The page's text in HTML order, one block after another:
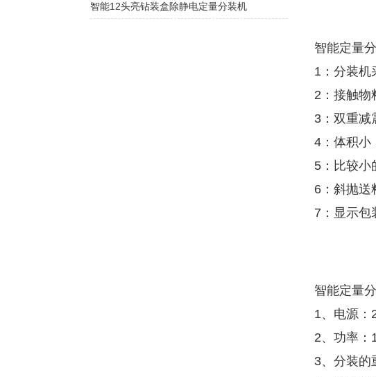
智能定量
1：分装机
2：接触物
3：双重减
4：体积小
5：比较小
6：斜抛送
7：显示包
智能定量
1、电源：
2、功率：
3、分装的
智能12头亮钻装盒除静电定量分装机